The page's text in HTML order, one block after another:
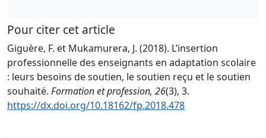
Pour citer cet article
Giguère, F. et Mukamurera, J. (2018). L’insertion
professionnelle des enseignants en adaptation scolaire
: leurs besoins de soutien, le soutien reçu et le soutien
souhaité. Formation et profession, 26(3), 3.
https://dx.doi.org/10.18162/fp.2018.478